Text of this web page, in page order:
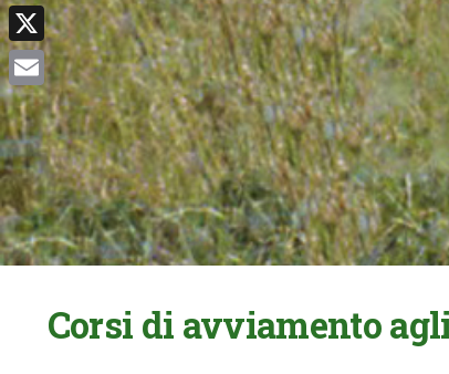
Corsi di avviamento
Facebook
X
Email